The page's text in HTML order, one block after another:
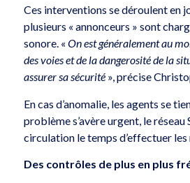
Ces interventions se déroulent en
plusieurs « annonceurs » sont
sonore. «On est généralement au
des voies et de la dangerosité de la
assurer sa sécurité », précise
En cas d’anomalie, les agents se
problème s’avère urgent, le
circulation le temps d’effectuer les
Des contrôles de plus en plus